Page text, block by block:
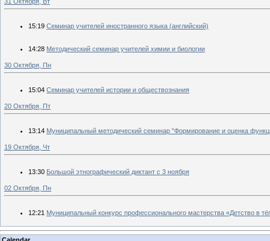
15:19 Семинар учителей иностранного языка (английский)
14:28 Методический семинар учителей химии и биологии
30 Октября, Пн
15:04 Семинар учителей истории и обществознания
20 Октября, Пт
13:14 Муниципальный методический семинар "Формирование и оценка
19 Октября, Чт
13:30 Большой этнографический диктант с 3 ноября
02 Октября, Пн
12:21 Муниципальный конкурс профессионального мастерства «Детство в